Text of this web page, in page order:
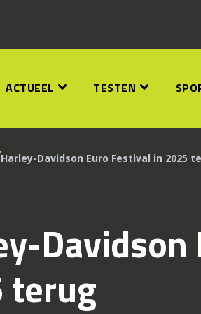
ACTUEEL TESTEN
Harley-Davidson Euro Festival in 2025
terug